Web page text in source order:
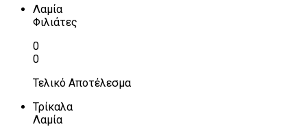
Λαμία
Φιλιάτες
0
0
Τελικό Αποτέλεσμα
Τρίκαλα
Λαμία